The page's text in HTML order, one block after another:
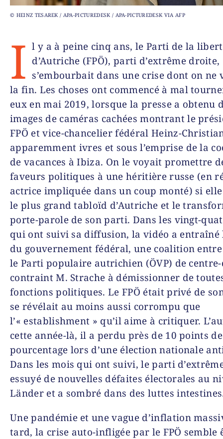
© HEINZ TESAREK / APA-PICTUREDESK / APA-PICTUREDESK VIA AFP
I l y a à peine cinq ans, le Parti de la
d’Autriche (FPÖ), parti d’extrême droite,
s’embourbait dans une crise dont on ne
la fin. Les choses ont commencé à mal
eux en mai 2019, lorsque la presse a obtenu
images de caméras cachées montrant le
FPÖ et vice-chancelier fédéral Heinz-
apparemment ivres et sous l’emprise de la
de vacances à Ibiza. On le voyait promettre
faveurs politiques à une héritière russe (en
actrice impliquée dans un coup monté) si
le plus grand tabloïd d’Autriche et le
porte-parole de son parti. Dans les vingt-
qui ont suivi sa diffusion, la vidéo a entraîné
du gouvernement fédéral, une coalition entre
le Parti populaire autrichien (ÖVP) de
contraint M. Strache à démissionner de
fonctions politiques. Le FPÖ était privé de
se révélait au moins aussi corrompu que
l’« establishment » qu’il aime à critiquer.
cette année-là, il a perdu près de 10 points de
pourcentage lors d’une élection nationale
Dans les mois qui ont suivi, le parti
essuyé de nouvelles défaites électorales au
Länder et a sombré dans des luttes
Une pandémie et une vague d’inflation
tard, la crise auto-infligée par le FPÖ semble